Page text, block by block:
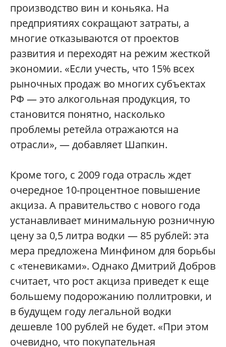
производство вин и коньяка. На
предприятиях сокращают затраты, а
многие отказываются от проектов
развития и переходят на режим жесткой
экономии. «Если учесть, что 15% всех
рыночных продаж во многих субъектах
РФ — это алкогольная продукция, то
становится понятно, насколько
проблемы ретейла отражаются на
отрасли», — добавляет Шапкин.
Кроме того, с 2009 года отрасль ждет
очередное 10-процентное повышение
акциза. А правительство с нового года
устанавливает минимальную розничную
цену за 0,5 литра водки — 85 рублей: эта
мера предложена Минфином для борьбы
с «теневиками». Однако Дмитрий Добров
считает, что рост акциза приведет к еще
большему подорожанию поллитровки, и
в будущем году легальной водки
дешевле 100 рублей не будет. «При этом
очевидно, что покупательная